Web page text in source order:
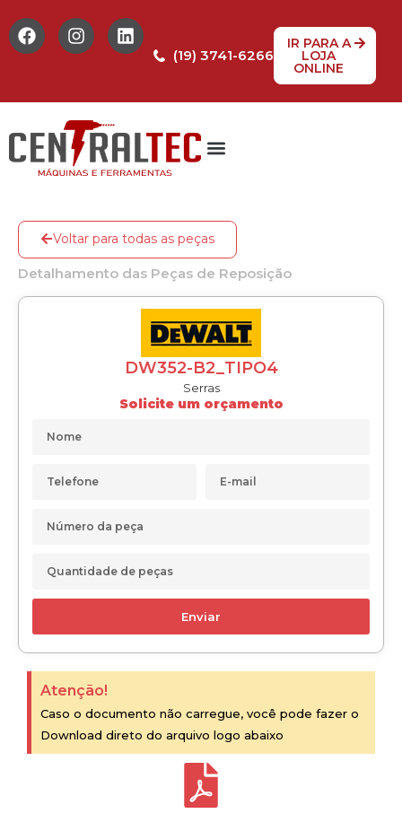
(19) 3741-6266
IR PARA A
LOJA
ONLINE
Voltar para todas as peças
Detalhamento das Peças de Reposição
DW352-B2_TIPO4
Serras
Solicite um orçamento
Enviar
Atenção!
Caso o documento não carregue, você pode fazer o
Download direto do arquivo logo abaixo